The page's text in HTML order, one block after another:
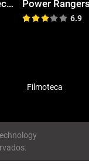
Kamen Rider Decade Power
6.9
Filmoteca